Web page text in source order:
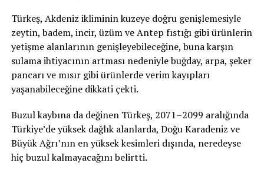
Türkeş, Akdeniz ikliminin kuzeye doğru genişlemesiyle
zeytin, badem, incir, üzüm ve Antep fıstığı gibi ürünlerin
yetişme alanlarının genişleyebileceğine, buna karşın
sulama ihtiyacının artması nedeniyle buğday, arpa, şeker
pancarı ve mısır gibi ürünlerde verim kayıpları
yaşanabileceğine dikkati çekti.
Buzul kaybına da değinen Türkeş, 2071–2099 aralığında
Türkiye’de yüksek dağlık alanlarda, Doğu Karadeniz ve
Büyük Ağrı’nın en yüksek kesimleri dışında, neredeyse
hiç buzul kalmayacağını belirtti.